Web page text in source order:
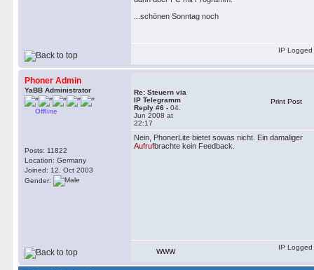
...schönen Sonntag noch
IP Logged
Phoner Admin
YaBB Administrator
Offline
Posts: 11822
Location: Germany
Joined: 12. Oct 2003
Gender:
Re: Steuern via
IP Telegramm
Reply #6 - 04.
Jun 2008 at
22:17
Print Post
Nein, PhonerLite bietet sowas nicht. Ein damaliger
Aufrufbrachte kein Feedback.
WWW
IP Logged